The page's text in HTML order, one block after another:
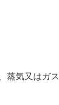
蒸気又はガ